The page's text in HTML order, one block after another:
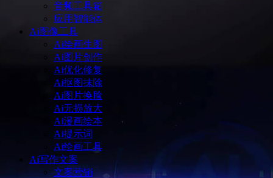
音频工具箱
应用智能体
Ai图像工具
Ai绘画生图
Ai图片创作
Ai优化修复
Ai抠图抹除
Ai图片换脸
Ai无损放大
Ai漫画绘本
Ai提示词
Ai绘画工具
Ai写作文案
文案营销